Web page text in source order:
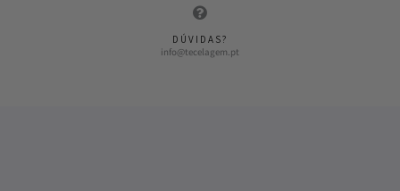
DÚVIDAS?
info@tecelagem.pt